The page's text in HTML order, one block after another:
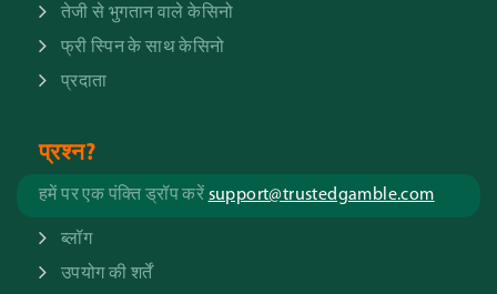
तेजी से भुगतान वाले केसिनो
फ्री स्पिन के साथ केसिनो
प्रदाता
प्रश्न?
हमें पर एक पंक्ति ड्रॉप करें support@trustedgamble.com
ब्लॉग
उपयोग की शर्तें